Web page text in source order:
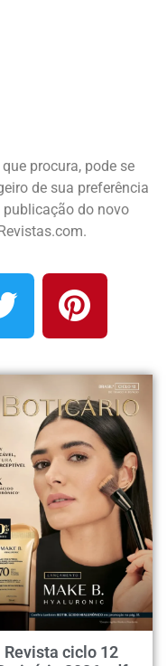
procura, pode se
de sua preferência
publicação do novo
Revista ciclo 12